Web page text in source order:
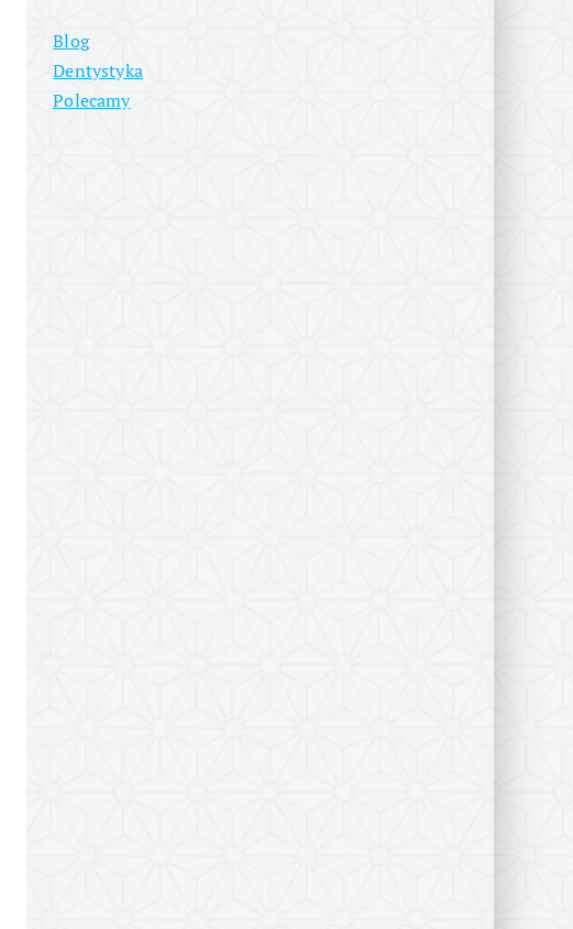
Blog
Dentystyka
Polecamy